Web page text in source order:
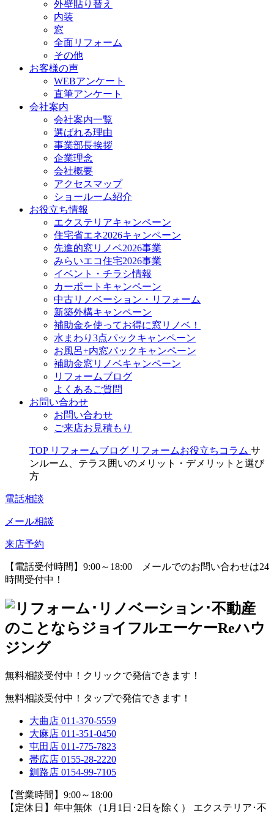
外壁貼り替え
内装
窓
全面リフォーム
その他
お客様の声
WEBアンケート
直筆アンケート
会社案内
会社案内一覧
選ばれる理由
事業部長挨拶
企業理念
会社概要
アクセスマップ
ショールーム紹介
お役立ち情報
エクステリアキャンペーン
住宅省エネ2026キャンペーン
先進的窓リノベ2026事業
みらいエコ住宅2026事業
イベント・チラシ情報
カーポートキャンペーン
中古リノベーション・リフォーム
新築外構キャンペーン
補助金を使ってお得に窓リノベ！
水まわり3点パックキャンペーン
お風呂+内窓パックキャンペーン
補助金窓リノベキャンペーン
リフォームブログ
よくあるご質問
お問い合わせ
お問い合わせ
ご来店お見積もり
TOP リフォームブログ リフォームお役立ちコラム サ
ンルーム、テラス囲いのメリット・デメリットと選び
方
電話相談
メール相談
来店予約
【電話受付時間】9:00～18:00
メールでのお問い合わせは24
時間受付中！
無料相談受付中！クリックで発信できます！
無料相談受付中！タップで発信できます！
大曲店 011-370-5559
大麻店 011-351-0450
屯田店 011-775-7823
帯広店 0155-28-2220
釧路店 0154-99-7105
【営業時間】9:00～18:00
【定休日】年中無休（1月1日･2日を除く） エクステリア･不